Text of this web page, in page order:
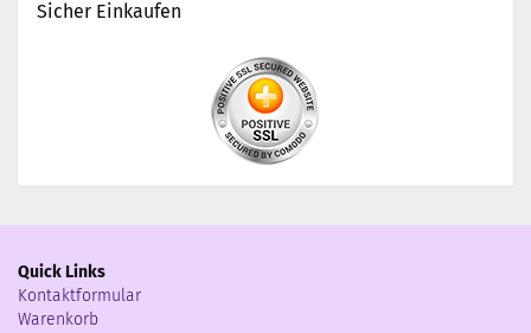
Sicher Einkaufen
Quick Links
Kontaktformular
Warenkorb